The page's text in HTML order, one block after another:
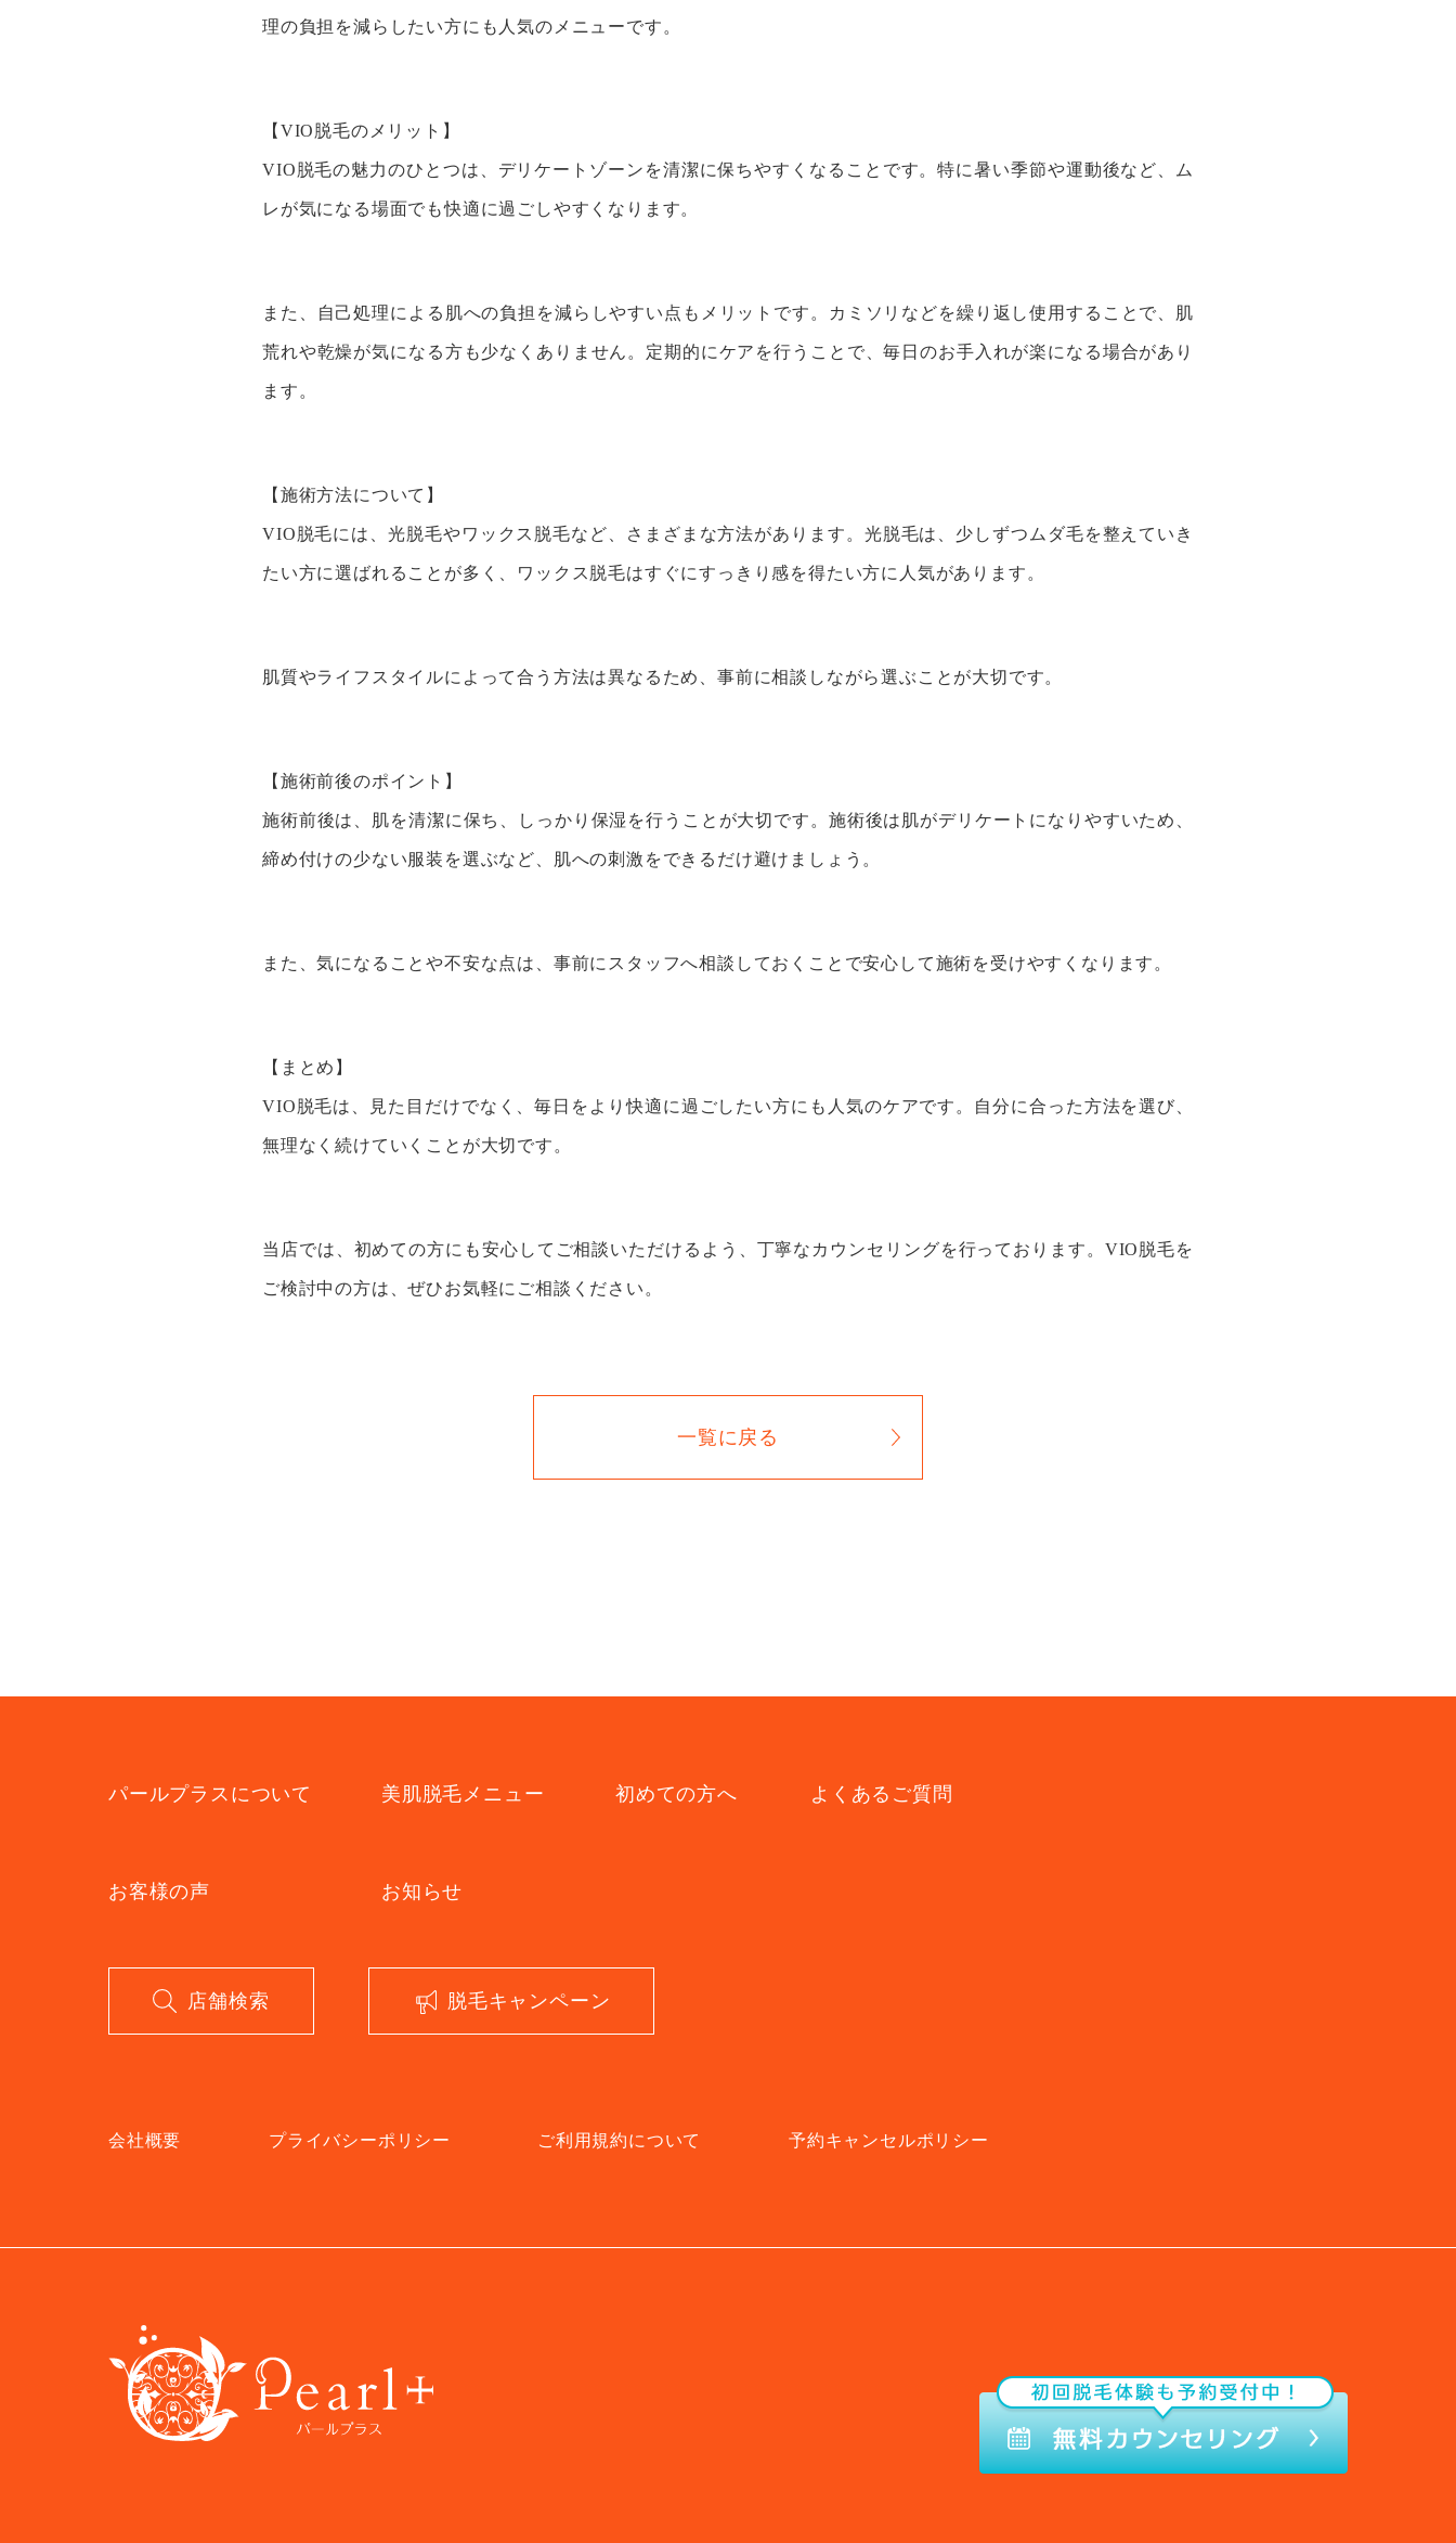
理の負担を減らしたい方にも人気のメニューです。
【VIO脱毛のメリット】
VIO脱毛の魅力のひとつは、デリケートゾーンを清潔に保ちやすくなることです。特に暑い季節や運動後など、ム
レが気になる場面でも快適に過ごしやすくなります。
また、自己処理による肌への負担を減らしやすい点もメリットです。カミソリなどを繰り返し使用することで、肌
荒れや乾燥が気になる方も少なくありません。定期的にケアを行うことで、毎日のお手入れが楽になる場合があり
ます。
【施術方法について】
VIO脱毛には、光脱毛やワックス脱毛など、さまざまな方法があります。光脱毛は、少しずつムダ毛を整えていき
たい方に選ばれることが多く、ワックス脱毛はすぐにすっきり感を得たい方に人気があります。
肌質やライフスタイルによって合う方法は異なるため、事前に相談しながら選ぶことが大切です。
【施術前後のポイント】
施術前後は、肌を清潔に保ち、しっかり保湿を行うことが大切です。施術後は肌がデリケートになりやすいため、
締め付けの少ない服装を選ぶなど、肌への刺激をできるだけ避けましょう。
また、気になることや不安な点は、事前にスタッフへ相談しておくことで安心して施術を受けやすくなります。
【まとめ】
VIO脱毛は、見た目だけでなく、毎日をより快適に過ごしたい方にも人気のケアです。自分に合った方法を選び、
無理なく続けていくことが大切です。
当店では、初めての方にも安心してご相談いただけるよう、丁寧なカウンセリングを行っております。VIO脱毛を
ご検討中の方は、ぜひお気軽にご相談ください。
一覧に戻る
パールプラスについて 美肌脱毛メニュー 初めての方へ よくあるご質問
お客様の声 お知らせ
店舗検索 脱毛キャンペーン
会社概要 プライバシーポリシー ご利用規約について 予約キャンセルポリシー
© pearl+ All Rights Reserved.